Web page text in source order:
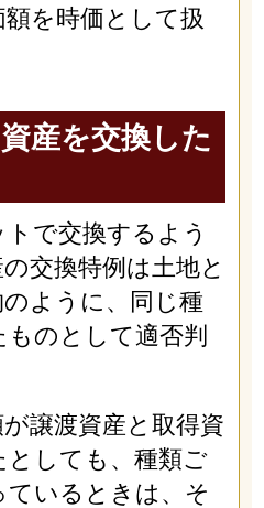
を時価として扱
産を交換した
で交換するよう
交換特例は土地と
ように、同じ種
のとして適否判
譲渡資産と取得資
としても、種類ご
ているときは、そ